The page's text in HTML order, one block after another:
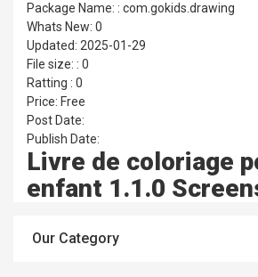
Package Name: : com.gokids.drawing
Whats New: 0
Updated: 2025-01-29
File size: : 0
Ratting : 0
Price: Free
Post Date:
Publish Date:
Livre de coloriage
enfant 1.1.0
Our Category